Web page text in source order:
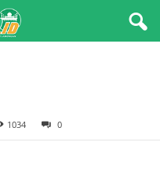
1034 0